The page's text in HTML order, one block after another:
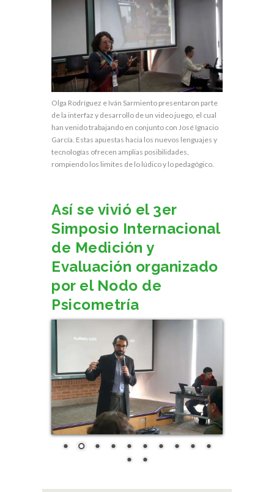
Olga Rodríguez e Iván Sarmiento presentaron parte
de la interfaz y desarrollo de un video juego, el cual
han venido trabajando en conjunto con José Ignacio
García. Estas apuestas hacia los nuevos lenguajes y
tecnologías ofrecen amplias posibilidades,
rompiendo los limites de lo lúdico y lo pedagógico.
Así se vivió el 3er
Simposio Internacional
de Medición y
Evaluación organizado
por el Nodo de
Psicometría